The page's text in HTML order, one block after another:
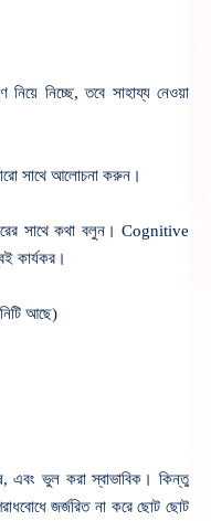
নিচ্ছে, তবে সাহায্য নেওয়া
সাথে আলোচনা করুন।
সাথে কথা বলুন। Cognitive
কার্যকর।
আছে)
এবং ভুল করা স্বাভাবিক। কিন্তু
জর্জরিত না করে ছোট ছোট